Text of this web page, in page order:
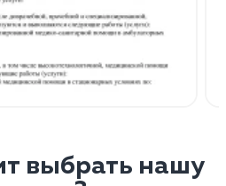
выбрать нашу